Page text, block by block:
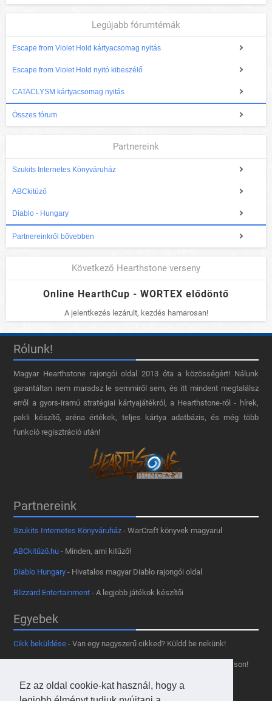
Ez az oldal cookie-kat használ, hogy a
Legújabb fórumtémák
Escape from Violet Hold kártyacsomag nyitás
Escape from Violet Hold nyitó kibeszélő
CATACLYSM kártyacsomag nyitás
Összes fórum
Partnereink
Szukits Internetes Könyváruház
ABCkitüző
Diablo - Hungary
Partnereinkről bővebben
Következő Hearthstone verseny
Online HearthCup - WORTEX elődöntő
A jelentkezés lezárult, kezdés hamarosan!
Rólunk!
Magyar Hearthstone​ rajongói oldal 2013 óta a közösségért! Nálunk
garantáltan nem maradsz le semmiről sem, és itt mindent megtalálsz
erről a gyors-iramú stratégiai kártyajátékról, a Hearthstone-ról - hírek,
pakli készítő, aréna értékek, teljes kártya adatbázis, és még több
funkció regisztráció után!
Partnereink
Szukits Internetes Könyváruház - WarCraft könyvek magyarul
ABCkitűző.hu - Minden, ami kitűző!
Diablo Hungary - Hivatalos magyar Diablo rajongói oldal
Blizzard Entertainment - A legjobb játékok készítői
Egyebek
Cikk beküldése - Van egy nagyszerű cikked? Küldd be nekünk!
- Tetszik az oldal? Segíts, hogy fennmaradhasson!
Kapcsolat, médiaajánlat- Lépj velünk kapcsolatba!